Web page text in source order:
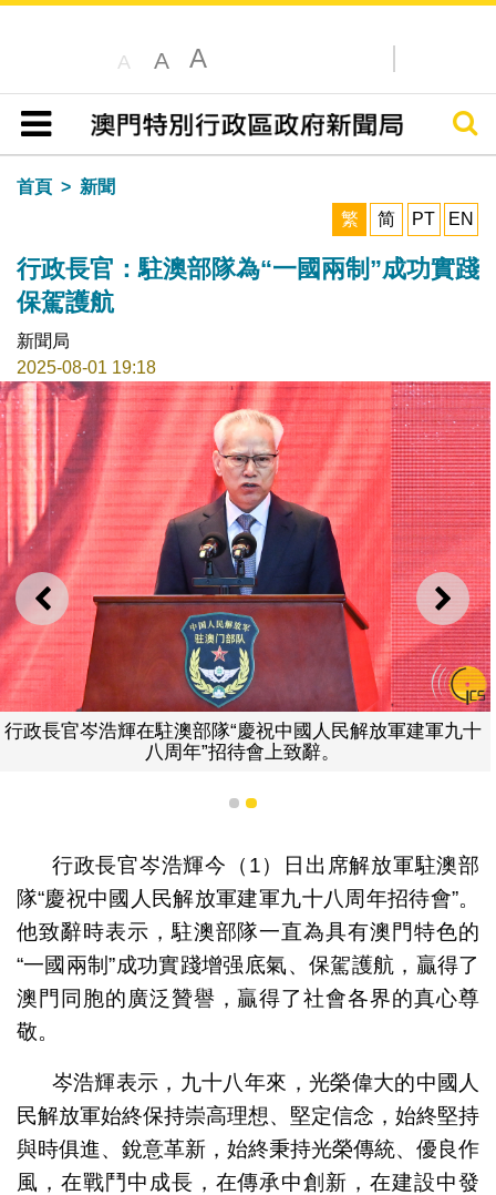
A A A
目錄
搜尋
首頁
新聞
繁
简 PT EN
行政長官：駐澳部隊為“一國兩制”成功實踐
保駕護航
新聞局
2025-08-01 19:18
上一則 下一
行政長官岑浩輝在駐澳部隊“慶祝中國人民解放軍建軍九十
八周年”招待會上致辭。
1 2
行政長官岑浩輝今（1）日出席解放軍駐澳部
隊“慶祝中國人民解放軍建軍九十八周年招待會”。
他致辭時表示，駐澳部隊一直為具有澳門特色的
“一國兩制”成功實踐增强底氣、保駕護航，贏得了
澳門同胞的廣泛贊譽，贏得了社會各界的真心尊
敬。
岑浩輝表示，九十八年來，光榮偉大的中國人
民解放軍始終保持崇高理想、堅定信念，始終堅持
與時俱進、銳意革新，始終秉持光榮傳統、優良作
風，在戰鬥中成長，在傳承中創新，在建設中發